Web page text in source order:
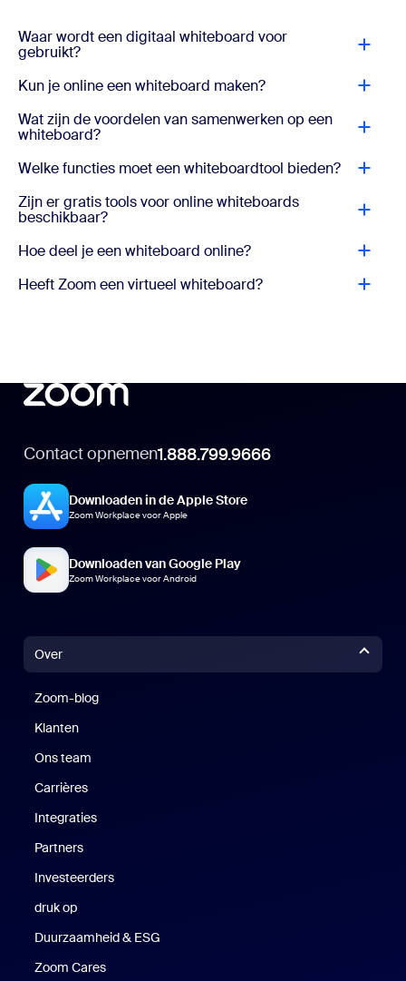
Waar wordt een digitaal whiteboard voor
gebruikt?
Kun je online een whiteboard maken?
Wat zijn de voordelen van samenwerken op een
whiteboard?
Welke functies moet een whiteboardtool bieden?
Zijn er gratis tools voor online whiteboards
beschikbaar?
Hoe deel je een whiteboard online?
Heeft Zoom een virtueel whiteboard?
Contact opnemen1.888.799.9666
Downloaden in de Apple Store
Zoom Workplace voor Apple
Downloaden van Google Play
Zoom Workplace voor Android
Over
Zoom-blog
Klanten
Ons team
Carrières
Integraties
Partners
Investeerders
druk op
Duurzaamheid & ESG
Zoom Cares